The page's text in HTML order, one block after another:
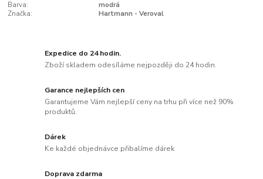
Barva:
modrá
Značka:
Hartmann - Veroval
Expedice do 24 hodin.
Zboží skladem odesíláme nejpozději do 24 hodin.
Garance nejlepších cen
Garantujeme Vám nejlepší ceny na trhu při více než 90%
produktů.
Dárek
Ke každé objednávce přibalíme dárek
Doprava zdarma